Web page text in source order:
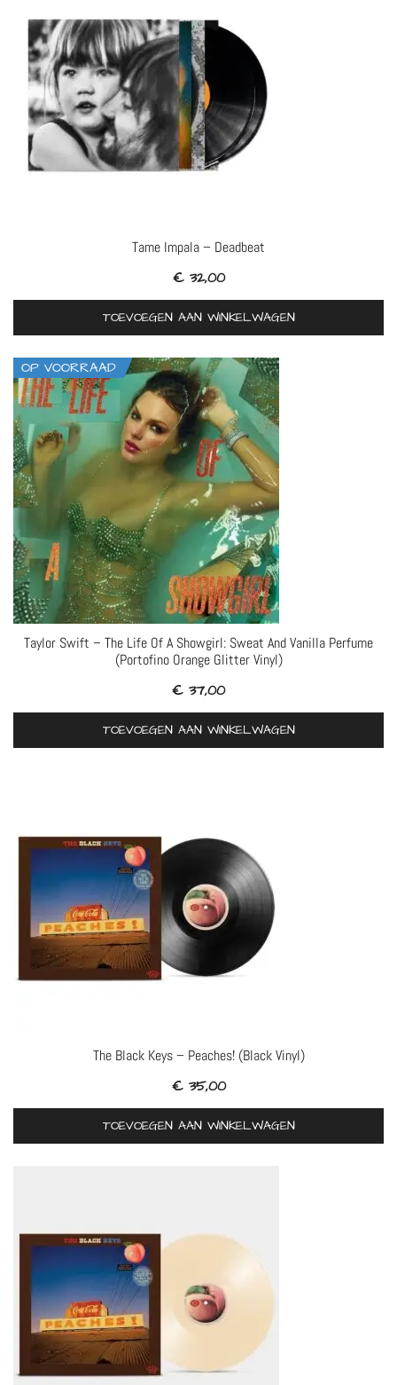
Tame Impala – Deadbeat
€32,00
TOEVOEGEN AAN WINKELWAGEN
OP VOORRAAD
Taylor Swift – The Life Of A Showgirl: Sweat And Vanilla Perfume
(Portofino Orange Glitter Vinyl)
€ 37,00
TOEVOEGEN AAN WINKELWAGEN
The Black Keys – Peaches! (Black Vinyl)
€35,00
TOEVOEGEN AAN WINKELWAGEN